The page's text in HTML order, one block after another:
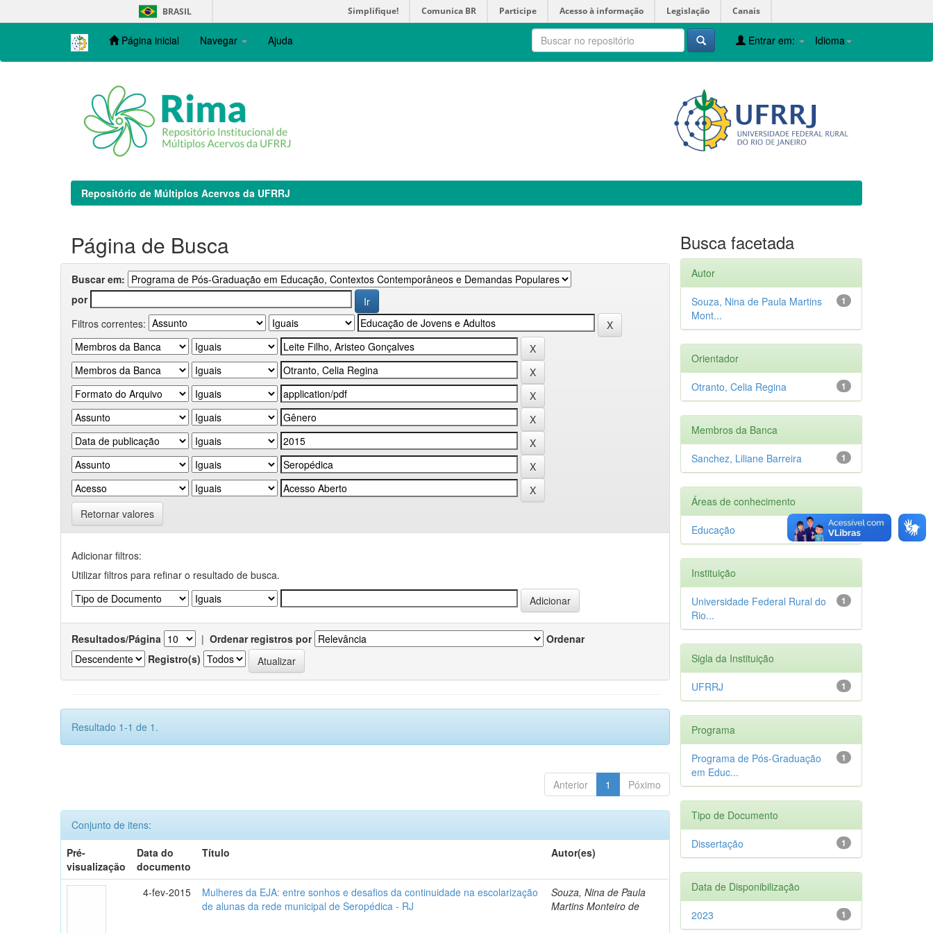
navigation
BRASIL Simplifique! Comunica BR Participe Acesso à informação Legislação Canais
Página inicial Navegar Ajuda Idioma
Entrar em:
Repositório de Múltiplos Acervos da UFRRJ
Página de Busca
Buscar em:
por
Filtros correntes:
Retornar valores
Adicionar filtros:
Utilizar filtros para refinar o resultado de busca.
Resultados/Página | Ordenar registros por
Ordenar
Registro(s)
Resultado 1-1 de 1.
Anterior 1 Póximo
Conjunto de itens:
Pré-
visualização
Data do
documento
Título Autor(es)
4-fev-2015
Mulheres da EJA: entre sonhos e desafios da continuidade na escolarização
de alunas da rede municipal de Seropédica - RJ
Souza, Nina de Paula
Martins Monteiro de
Busca facetada
Autor
1
Souza, Nina de Paula Martins
Mont...
Orientador
1
Otranto, Celia Regina
Membros da Banca
1
Sanchez, Liliane Barreira
Áreas de conhecimento
1
Educação
Instituição
1
Universidade Federal Rural do
Rio...
Sigla da Instituição
1
UFRRJ
Programa
1
Programa de Pós-Graduação
em Educ...
Tipo de Documento
1
Dissertação
Data de Disponibilização
1
2023